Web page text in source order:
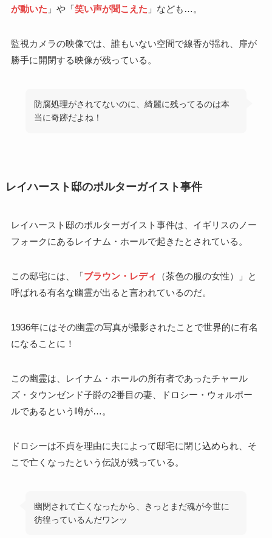
が動いた 」や「笑い声が聞こえた 」なども…。
監視カメラの映像では、誰もいない空間で線香が揺れ、扉が
勝手に開閉する映像が残っている。
防腐処理がされてないのに、綺麗に残ってるのは本
当に奇跡だよね！
レイハースト邸のポルターガイスト事件
レイハースト邸のポルターガイスト事件は、イギリスのノー
フォークにあるレイナム・ホールで起きたとされている。
この邸宅には、「ブラウン・レディ
（茶色の服の女性）」と
呼ばれる有名な幽霊が出ると言われているのだ。
1936年にはその幽霊の写真が撮影されたことで世界的に有名
になることに！
この幽霊は、レイナム・ホールの所有者であったチャール
ズ・タウンゼンド子爵の2番目の妻、ドロシー・ウォルポー
ルであるという噂が…。
ドロシーは不貞を理由に夫によって邸宅に閉じ込められ、そ
こで亡くなったという伝説が残っている。
幽閉されて亡くなったから、きっとまだ魂が今世に
彷徨っているんだワンッ